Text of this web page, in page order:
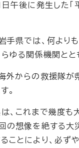
午後に発生した「
手県では、何より
ゆる関係機関と
外からの救援隊
。
、これまで幾度も
の想像を絶する大
ことにより、必ず